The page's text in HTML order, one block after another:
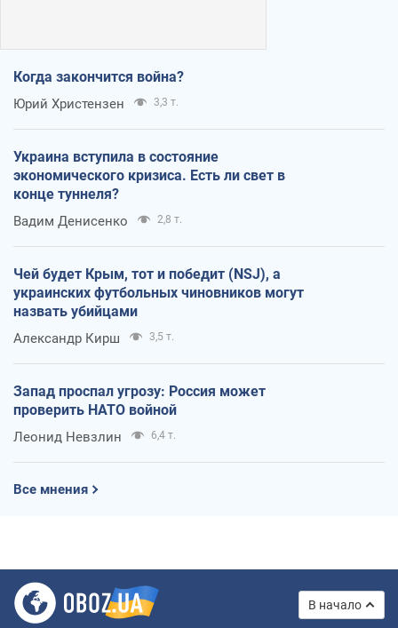
Когда закончится война?
Юрий Христензен 3,3 т.
Украина вступила в состояние
экономического кризиса. Есть ли свет в
конце туннеля?
Вадим Денисенко 2,8 т.
Чей будет Крым, тот и победит (NSJ), а
украинских футбольных чиновников могут
назвать убийцами
Александр Кирш 3,5 т.
Запад проспал угрозу: Россия может
проверить НАТО войной
Леонид Невзлин 6,4 т.
Все мнения
В начало